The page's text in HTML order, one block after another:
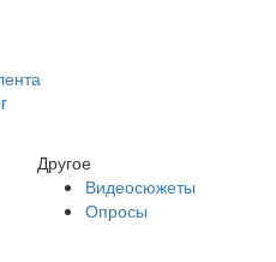
Другое
Видеосюжеты
Опросы